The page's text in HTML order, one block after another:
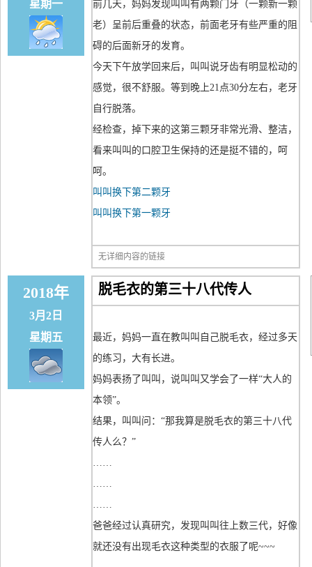
星期一
前几天，妈妈发现叫叫有两颗门牙（一颗新一颗
老）呈前后重叠的状态，前面老牙有些严重的阻
碍的后面新牙的发育。
今天下午放学回来后，叫叫说牙齿有明显松动的
感觉，很不舒服。等到晚上21点30分左右，老牙
自行脱落。
经检查，掉下来的这第三颗牙非常光滑、整洁，
看来叫叫的口腔卫生保持的还是挺不错的，呵
呵。
叫叫换下第二颗牙
叫叫换下第一颗牙
无详细内容的链接
2018年
3月2日
星期五
脱毛衣的第三十八代传人
最近，妈妈一直在教叫叫自己脱毛衣，经过多天
的练习，大有长进。
妈妈表扬了叫叫，说叫叫又学会了一样“大人的
本领”。
结果，叫叫问：“那我算是脱毛衣的第三十八代
传人么？”
……
……
……
爸爸经过认真研究，发现叫叫往上数三代，好像
就还没有出现毛衣这种类型的衣服了呢~~~